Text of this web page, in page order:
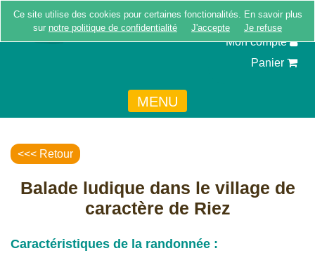
Ce site utilise des cookies pour certaines fonctionalités. En savoir plus
sur notre politique de confidentialité J'accepte Je refuse
Inscription
Mon compte
Panier
MENU
<<< Retour
Balade ludique dans le village de
caractère de Riez
Caractéristiques de la randonnée :